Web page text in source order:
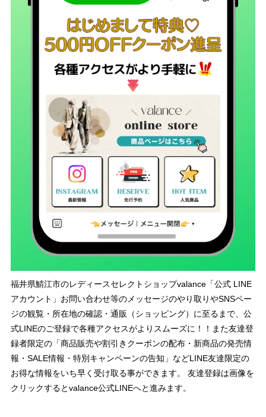
福井県鯖江市のレディースセレクトショップvalance「公式 LINE
アカウント」お問い合わせ等のメッセージのやり取りやSNSペー
ジの観覧・所在地の確認・通販（ショッピング）に至るまで、公
式LINEのご登録で各種アクセスがよりスムーズに！！また友達登
録者限定の「商品販売や割引きクーポンの配布・新商品の発売情
報・SALE情報・特別キャンペーンの告知」などLINE友達限定の
お得な情報をいち早く受け取る事ができます。 友達登録は画像を
クリックするとvalance公式LINEへと進みます。